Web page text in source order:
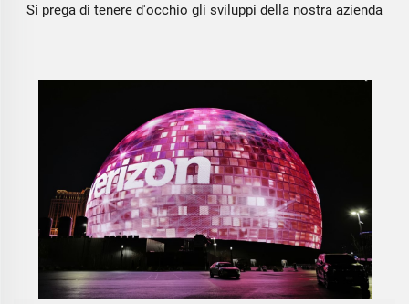
Si prega di tenere d'occhio gli sviluppi della nostra azienda